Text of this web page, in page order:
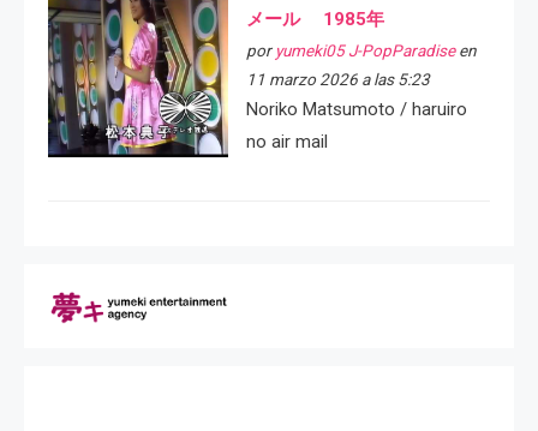
メール 1985年
por yumeki05 J-PopParadiseen
11 marzo 2026 a las 5:23
Noriko Matsumoto / haruiro
no air mail